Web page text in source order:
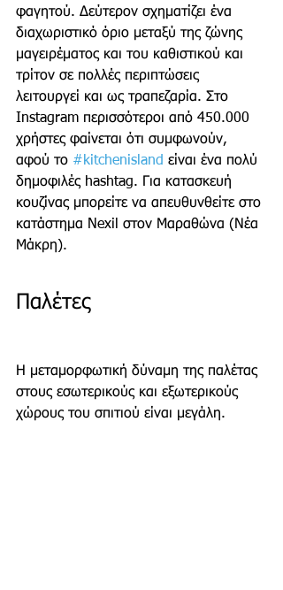
φαγητού. Δεύτερον σχηματίζει ένα
διαχωριστικό όριο μεταξύ της ζώνης
μαγειρέματος και του καθιστικού και
τρίτον σε πολλές περιπτώσεις
λειτουργεί και ως τραπεζαρία. Στο
Instagram περισσότεροι από 450.000
χρήστες φαίνεται ότι συμφωνούν,
αφού το #kitchenisland είναι ένα πολύ
δημοφιλές hashtag. Για κατασκευή
κουζίνας μπορείτε να απευθυνθείτε στο
κατάστημα Nexil στον Μαραθώνα (Νέα
Μάκρη).
Παλέτες
Η μεταμορφωτική δύναμη της παλέτας
στους εσωτερικούς και εξωτερικούς
χώρους του σπιτιού είναι μεγάλη.